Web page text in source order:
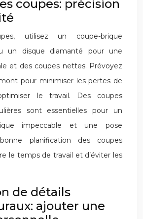
coupes: précision
utilisez un coupe-brique
un disque diamanté pour une
et des coupes nettes. Prévoyez
pour minimiser les pertes de
le travail. Des coupes
sont essentielles pour un
impeccable et une pose
planification des coupes
le temps de travail et d’éviter les
de détails
ajouter une